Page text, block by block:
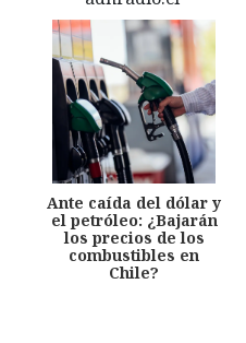
Ante caída del dólar y
el petróleo: ¿Bajarán
los precios de los
combustibles en
Chile?